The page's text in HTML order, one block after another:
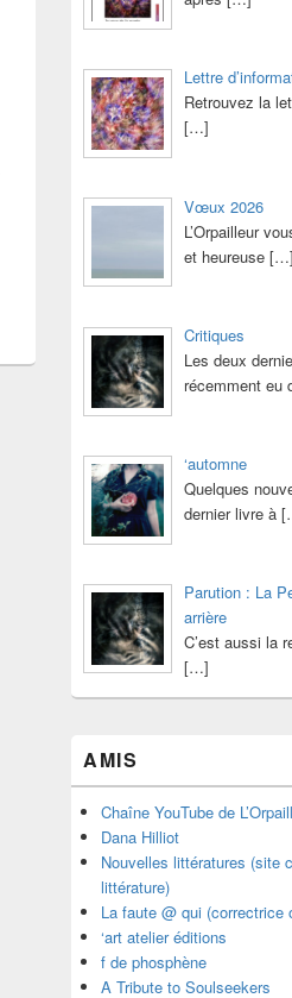
Lettre
Retrouvez la
[…]
Vœux 2026
L’Orpailleur
et heureuse […]
Critiques
Les deux
récemment eu
‘automne
Quelques
dernier livre à
Parution : La
arrière
C’est aussi la
[…]
AMIS
Chaîne YouTube de
Dana Hilliot
Nouvelles littératures (site
littérature)
La faute @ qui (correctrice
‘art atelier éditions
f de phosphène
A Tribute to Soulseekers